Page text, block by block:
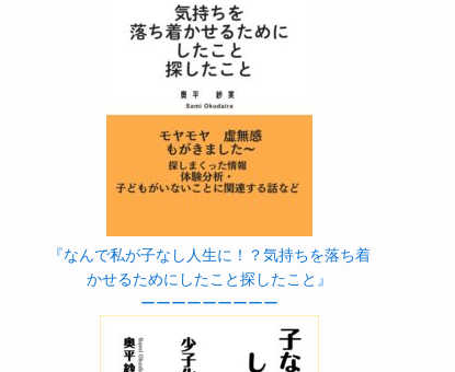
『なんで私が子なし人生に！？気持ちを落ち着
かせるためにしたこと探したこと』
ーーーーーーーーー